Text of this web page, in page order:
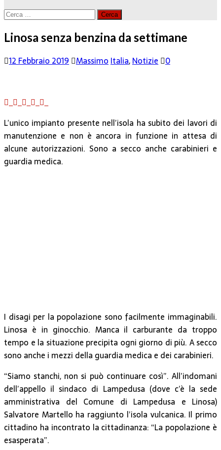
Ricerca
Linosa senza benzina da settimane
12 Febbraio 2019 Massimo Italia,Notizie 0
L’unico impianto presente nell’isola ha subito dei lavori di
manutenzione e non è ancora in funzione in attesa di
alcune autorizzazioni. Sono a secco anche carabinieri e
guardia medica.
I disagi per la popolazione sono facilmente immaginabili.
Linosa è in ginocchio. Manca il carburante da troppo
tempo e la situazione precipita ogni giorno di più. A secco
sono anche i mezzi della guardia medica e dei carabinieri.
“Siamo stanchi, non si può continuare così”. All’indomani
dell’appello il sindaco di Lampedusa (dove c’è la sede
amministrativa del Comune di Lampedusa e Linosa)
Salvatore Martello ha raggiunto l’isola vulcanica. Il primo
cittadino ha incontrato la cittadinanza: “La popolazione è
esasperata”.